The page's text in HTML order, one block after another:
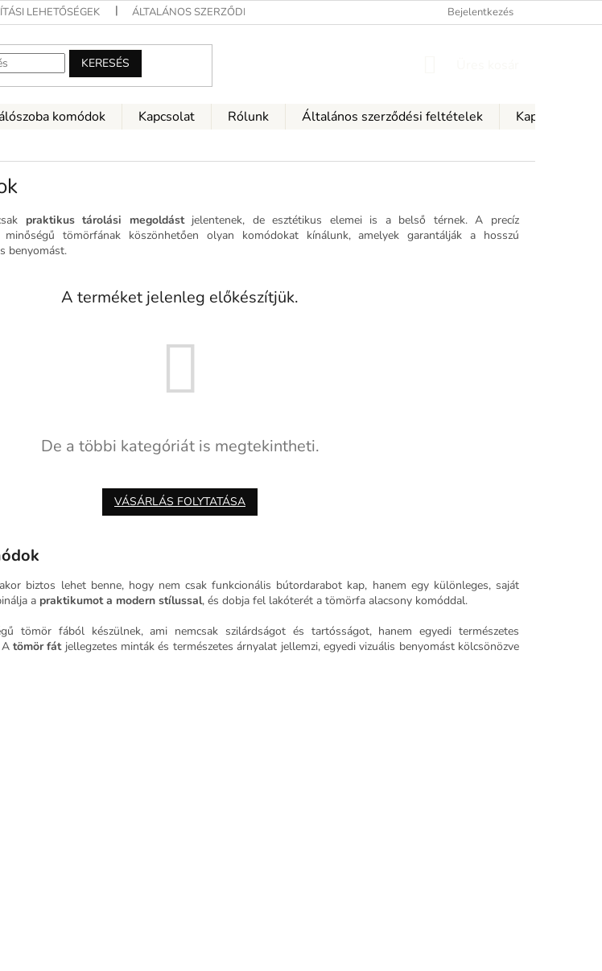
LEHETŐSÉGEK ÁLTALÁNOS SZERZŐDÉSI FELTÉTELEK A SZEMÉLYES ADATOK VÉDELMÉNEK FELTÉTELEI
Bejelentkezés
KERESÉS
komódok Kapcsolat Rólunk Általános szerződési feltételek
praktikus tárolási megoldástjelentenek, de esztétikus elemei is a belső térnek. A precíz
tömörfának köszönhetően olyan komódokat kínálunk, amelyek garantálják a hosszú
benyomást.
A terméket jelenleg előkészítjük.
De a többi kategóriát is megtekintheti.
VÁSÁRLÁS FOLYTATÁSA
biztos lehet benne, hogy nem csak funkcionális bútordarabot kap, hanem egy különleges, saját
a praktikumot a modern stílussal, és dobja fel lakóterét a tömörfa alacsony komóddal.
tömör fából készülnek, ami nemcsak szilárdságot és tartósságot, hanem egyedi természetes
tömör fátjellegzetes minták és természetes árnyalat jellemzi, egyedi vizuális benyomást kölcsönözve